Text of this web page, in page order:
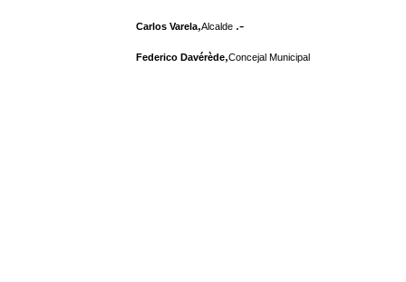
Carlos Varela,Alcalde .-
Federico Davérède,Concejal Municipal